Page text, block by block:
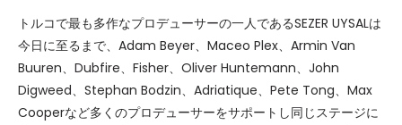
トルコで最も多作なプロデューサーの一人であるSEZER UYSALは
今日に至るまで、Adam Beyer、Maceo Plex、Armin Van
Buuren、Dubfire、Fisher、Oliver Huntemann、John
Digweed、Stephan Bodzin、Adriatique、Pete Tong、Max
Cooperなど多くのプロデューサーをサポートし同じステージに